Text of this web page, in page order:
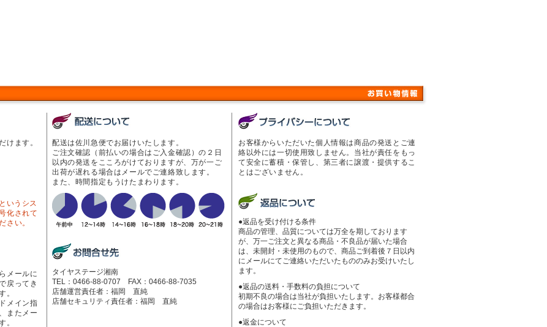
けます。
いうシス
化されて
さい。
メールに
戻ってき
。
メイン指
またメー
。
配送は佐川急便でお届けいたします。
ご注文確認（前払いの場合はご入金確認）の２日
以内の発送をこころがけておりますが、万が一ご
出荷が遅れる場合はメールでご連絡致します。
また、時間指定もうけたまわります。
タイヤステージ湘南
TEL：0466-88-0707 FAX：0466-88-7035
店舗運営責任者：福岡 直純
店舗セキュリティ責任者：福岡 直純
お客様からいただいた個人情報は商品の発送とご連
絡以外には一切使用致しません。当社が責任をもっ
て安全に蓄積・保管し、第三者に譲渡・提供するこ
とはございません。
●返品を受け付ける条件
商品の管理、品質については万全を期しております
が、万一ご注文と異なる商品・不良品が届いた場合
は、未開封・未使用のもので、商品ご到着後７日以内
にメールにてご連絡いただいたもののみお受けいたし
ます。
●返品の送料・手数料の負担について
初期不良の場合は当社が負担いたします。お客様都合
の場合はお客様にご負担いただきます。
●返金について